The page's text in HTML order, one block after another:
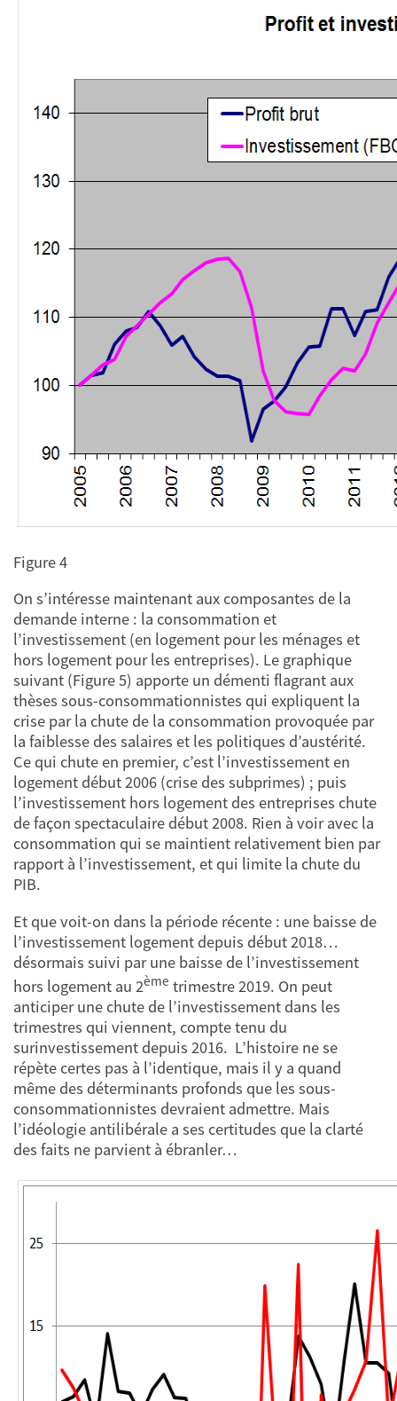
Figure 4
On s’intéresse maintenant aux composantes de la
demande interne : la consommation et
l’investissement (en logement pour les ménages et
hors logement pour les entreprises). Le graphique
suivant (Figure 5) apporte un démenti flagrant aux
thèses sous-consommationnistes qui expliquent la
crise par la chute de la consommation provoquée par
la faiblesse des salaires et les politiques d’austérité.
Ce qui chute en premier, c’est l’investissement en
logement début 2006 (crise des subprimes) ; puis
l’investissement hors logement des entreprises chute
de façon spectaculaire début 2008. Rien à voir avec la
consommation qui se maintient relativement bien par
rapport à l’investissement, et qui limite la chute du
PIB.
Et que voit-on dans la période récente : une baisse de
l’investissement logement depuis début 2018…
désormais suivi par une baisse de l’investissement
hors logement au 2ème trimestre 2019. On peut
anticiper une chute de l’investissement dans les
trimestres qui viennent, compte tenu du
surinvestissement depuis 2016. L’histoire ne se
répète certes pas à l’identique, mais il y a quand
même des déterminants profonds que les sous-
consommationnistes devraient admettre. Mais
l’idéologie antilibérale a ses certitudes que la clarté
des faits ne parvient à ébranler…